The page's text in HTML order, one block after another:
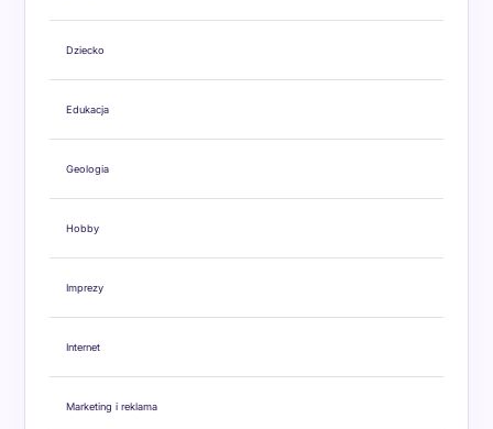
Dziecko
Edukacja
Geologia
Hobby
Imprezy
Internet
Marketing i reklama